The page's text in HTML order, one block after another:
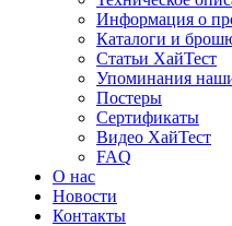
Информация о
Каталоги и
Статьи ХайТест
Упоминания
Постеры
Сертификаты
Видео ХайТест
FAQ
О нас
Новости
Контакты